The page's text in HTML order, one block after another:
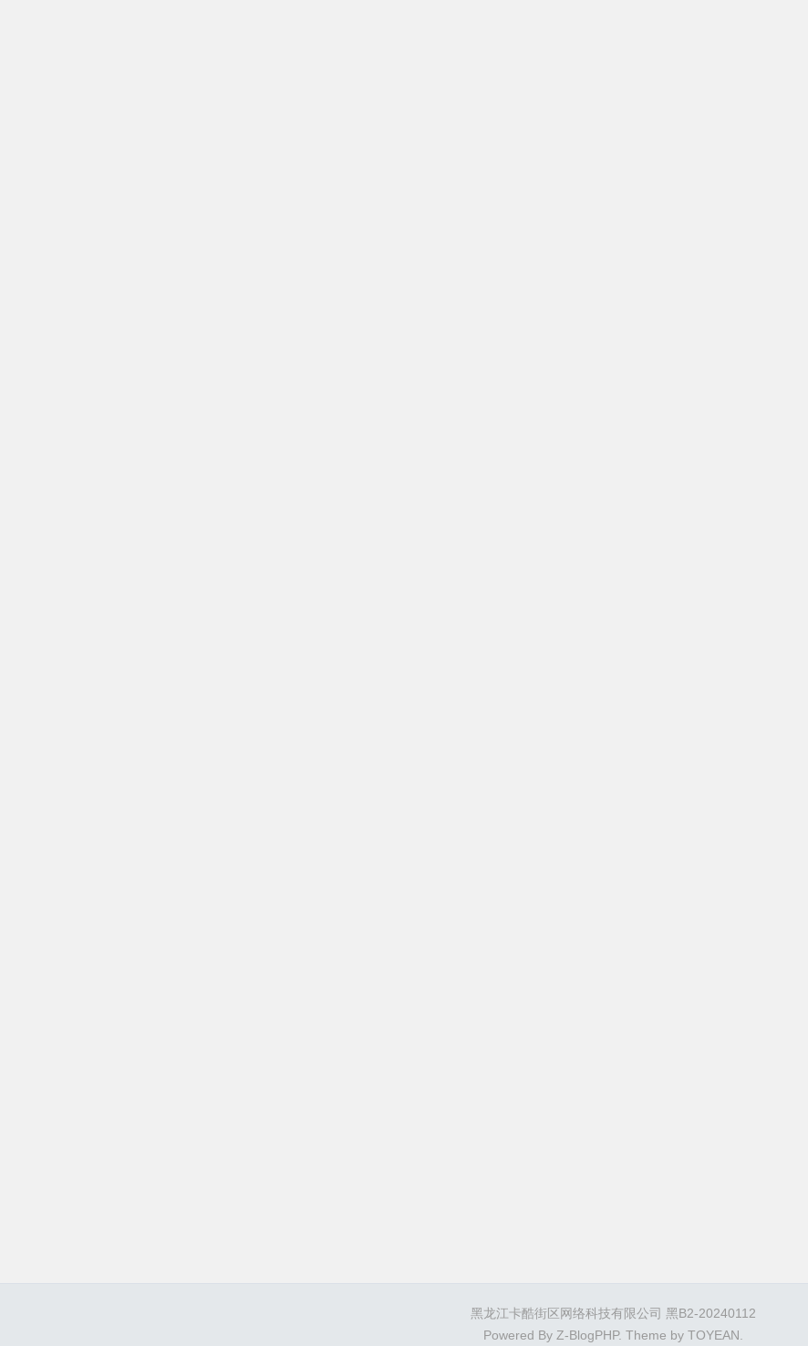
黑龙江卡酷街区网络科技有限公司 黑B2-20240112
Powered By Z-BlogPHP. Theme by TOYEAN.